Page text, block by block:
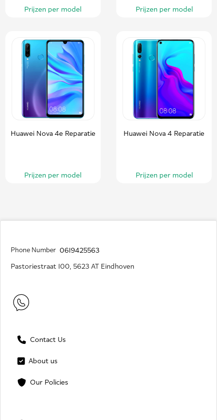
Prijzen per model Prijzen per model
Huawei Nova 4e Reparatie
Prijzen per model
Huawei Nova 4 Reparatie
Prijzen per model
Phone Number 0619425563
Pastoriestraat 100, 5623 AT Eindhoven
Contact Us
About us
Our Policies